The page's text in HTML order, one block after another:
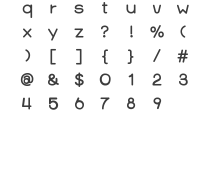
q
r s t u v
w
x
y z ? ! %
(
)
{ } /
#
@
& $ 0 1 2
3
4
5 6 7 8 9